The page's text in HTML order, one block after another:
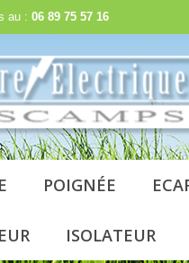
au : 06 89 75 57 16
POIGNÉE
ISOLATEUR